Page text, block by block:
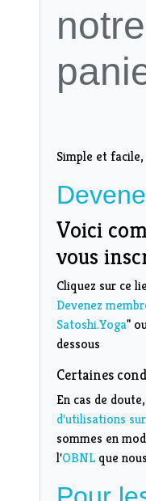
notre
Simple et
Voici
vous
Cliquez sur ce
Devenez
Satoshi.Yoga"
dessous
Certaines
En cas de doute,
d'utilisations
sommes en
l'OBNLque